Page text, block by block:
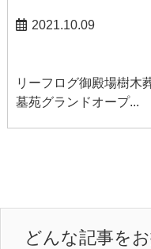
2021.10.09
リーフログ御殿場樹木
墓苑グランドオープ...
どんな記事を